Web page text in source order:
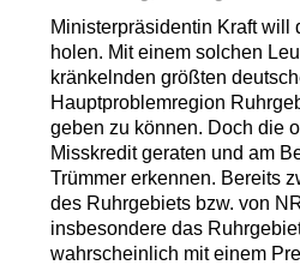
Ministerpräsidentin Kraft
holen. Mit einem solchen
kränkelnden größten
Hauptproblemregion
geben zu können. Doch die
Misskredit geraten und am
Trümmer erkennen. Bereits
des Ruhrgebiets bzw. von
insbesondere das
wahrscheinlich mit einem